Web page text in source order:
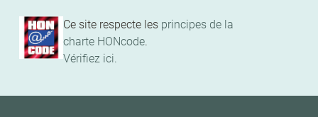
Ce site respecte les principes de la
charte HONcode.
Vérifiez ici.